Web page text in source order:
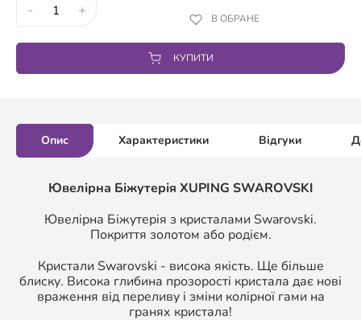
- + В ОБРАНЕ
КУПИТИ
Опис Характеристики Відгуки
Ювелірна Біжутерія XUPING SWAROVSKI
Ювелірна Біжутерія з кристалами Swarovski.
Покриття золотом або родієм.
Кристали Swarovski - висока якість. Ще більше
блиску. Висока глибина прозорості кристала дає нові
враження від переливу і зміни колірної гами на
гранях кристала!